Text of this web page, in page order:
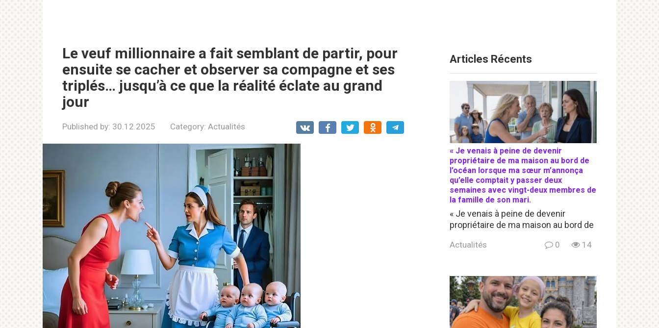
Le veuf millionnaire a fait semblant de partir, pour
ensuite se cacher et observer sa compagne et ses
triplés… jusqu’à ce que la réalité éclate au grand
jour
Published by: 30.12.2025 Category: Actualités
Articles Récents
« Je venais à peine de devenir
propriétaire de ma maison au bord de
l’océan lorsque ma sœur m’annonça
qu’elle comptait y passer deux
semaines avec vingt-deux membres de
la famille de son mari.
« Je venais à peine de devenir
propriétaire de ma maison au bord de
Actualités 0 14